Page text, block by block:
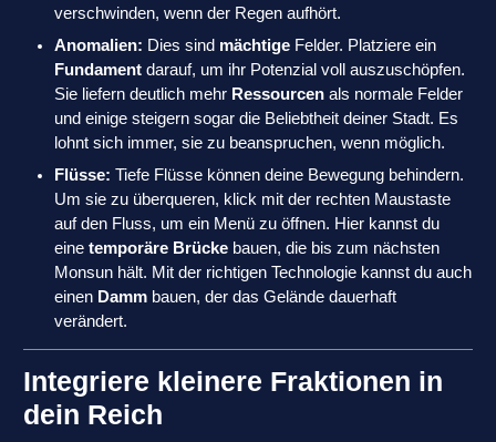
verschwinden, wenn der Regen aufhört.
Anomalien: Dies sind mächtige Felder. Platziere ein
Fundament darauf, um ihr Potenzial voll auszuschöpfen.
Sie liefern deutlich mehr Ressourcen als normale Felder
und einige steigern sogar die Beliebtheit deiner Stadt. Es
lohnt sich immer, sie zu beanspruchen, wenn möglich.
Flüsse: Tiefe Flüsse können deine Bewegung behindern.
Um sie zu überqueren, klick mit der rechten Maustaste
auf den Fluss, um ein Menü zu öffnen. Hier kannst du
eine temporäre Brücke bauen, die bis zum nächsten
Monsun hält. Mit der richtigen Technologie kannst du auch
einen Damm bauen, der das Gelände dauerhaft
verändert.
Integriere kleinere Fraktionen in
dein Reich